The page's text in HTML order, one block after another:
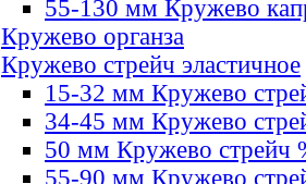
55-130 мм Кружево
Кружево органза
Кружево стрейч эластичное
15-32 мм Кружево
34-45 мм Кружево
50 мм Кружево стрейч
55-90 мм Кружево